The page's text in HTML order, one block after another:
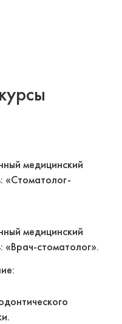
медицинский
«Стоматолог-
медицинский
«Врач-стоматолог».